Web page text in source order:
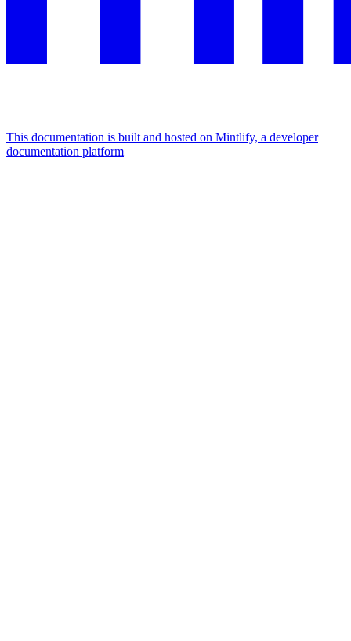
This documentation is built and hosted on Mintlify, a developer
documentation platform